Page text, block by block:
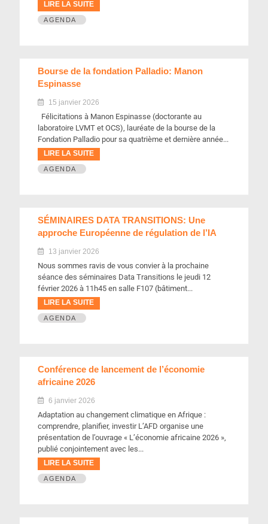
LIRE LA SUITE
AGENDA
Bourse de la fondation Palladio: Manon
Espinasse
15 janvier 2026
Félicitations à Manon Espinasse (doctorante au
laboratoire LVMT et OCS), lauréate de la bourse de la
Fondation Palladio pour sa quatrième et dernière année...
LIRE LA SUITE
AGENDA
SÉMINAIRES DATA TRANSITIONS: Une
approche Européenne de régulation de l’IA
13 janvier 2026
Nous sommes ravis de vous convier à la prochaine
séance des séminaires Data Transitions le jeudi 12
février 2026 à 11h45 en salle F107 (bâtiment...
LIRE LA SUITE
AGENDA
Conférence de lancement de l’économie
africaine 2026
6 janvier 2026
Adaptation au changement climatique en Afrique :
comprendre, planifier, investir L’AFD organise une
présentation de l’ouvrage « L’économie africaine 2026 »,
publié conjointement avec les...
LIRE LA SUITE
AGENDA